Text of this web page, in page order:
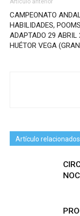
Artículo anterior
CAMPEONATO
HABILIDADES,
ADAPTADO 29 ABRIL
HUÉTOR VEGA
Artículo relacionados